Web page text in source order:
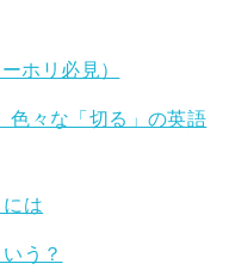
ホリ必見）
色々な「切る」の英語
には
う？